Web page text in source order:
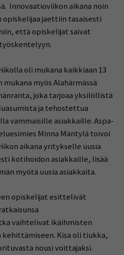
Innovaatioviikon aikana noin
opiskelijaa jaettiin tasaisesti
että opiskelijat saivat
oli mukana kaikkiaan 13
myös Alahärmässä
joka tarjoaa yksilöllistä
ja tehostettua
vammaisille asiakkaille. Aspa-
Minna Mäntylä toivoi
aikana yritykselle uusia
kotihoidon asiakkaille, lisää
myötä uusia asiakkaita.
opiskelijat esittelivät
vaihtelivat ikäihmisten
Kisa oli tiukka,
nousi voittajaksi.